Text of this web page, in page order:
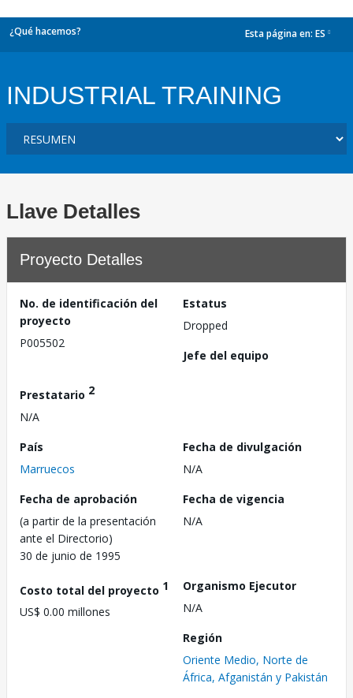
¿Qué hacemos? Esta página en: ES
INDUSTRIAL TRAINING
Llave Detalles
Proyecto Detalles
No. de identificación del
proyecto
P005502
Estatus
Dropped
Jefe del equipo
Prestatario 2
N/A
País
Marruecos
Fecha de divulgación
N/A
Fecha de aprobación
(a partir de la presentación
ante el Directorio)
30 de junio de 1995
Fecha de vigencia
N/A
Costo total del proyecto 1
US$ 0.00 millones
Organismo Ejecutor
N/A
Región
Oriente Medio, Norte de
África, Afganistán y Pakistán